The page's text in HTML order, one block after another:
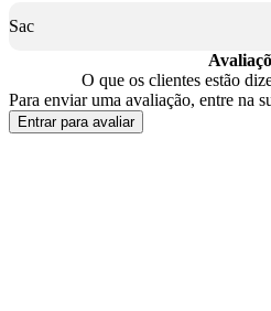
Sac
O que os clientes estão
Para enviar uma avaliação, entre na
Entrar para avaliar